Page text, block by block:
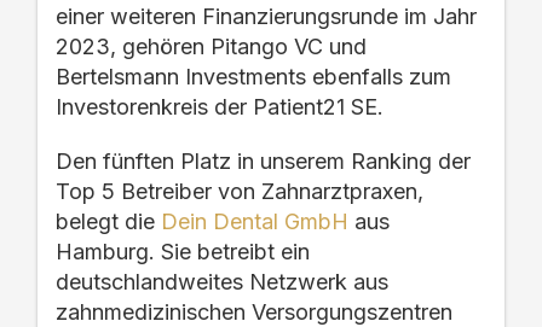
einer weiteren Finanzierungsrunde im Jahr
2023, gehören Pitango VC und
Bertelsmann Investments ebenfalls zum
Investorenkreis der Patient21 SE.
Den fünften Platz in unserem Ranking der
Top 5 Betreiber von Zahnarztpraxen,
belegt die Dein Dental GmbH aus
Hamburg. Sie betreibt ein
deutschlandweites Netzwerk aus
zahnmedizinischen Versorgungszentren